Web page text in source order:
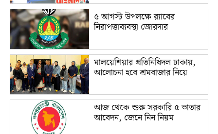
৫ আগস্ট উপলক্ষে র‌্যাবের
নিরাপত্তাব্যবস্থা জোরদার
মালয়েশিয়ার প্রতিনিধিদল ঢাকায়,
আলোচনা হবে শ্রমবাজার নিয়ে
আজ থেকে শুরু সরকারি ৫ ভাতার
আবেদন, জেনে নিন নিয়ম